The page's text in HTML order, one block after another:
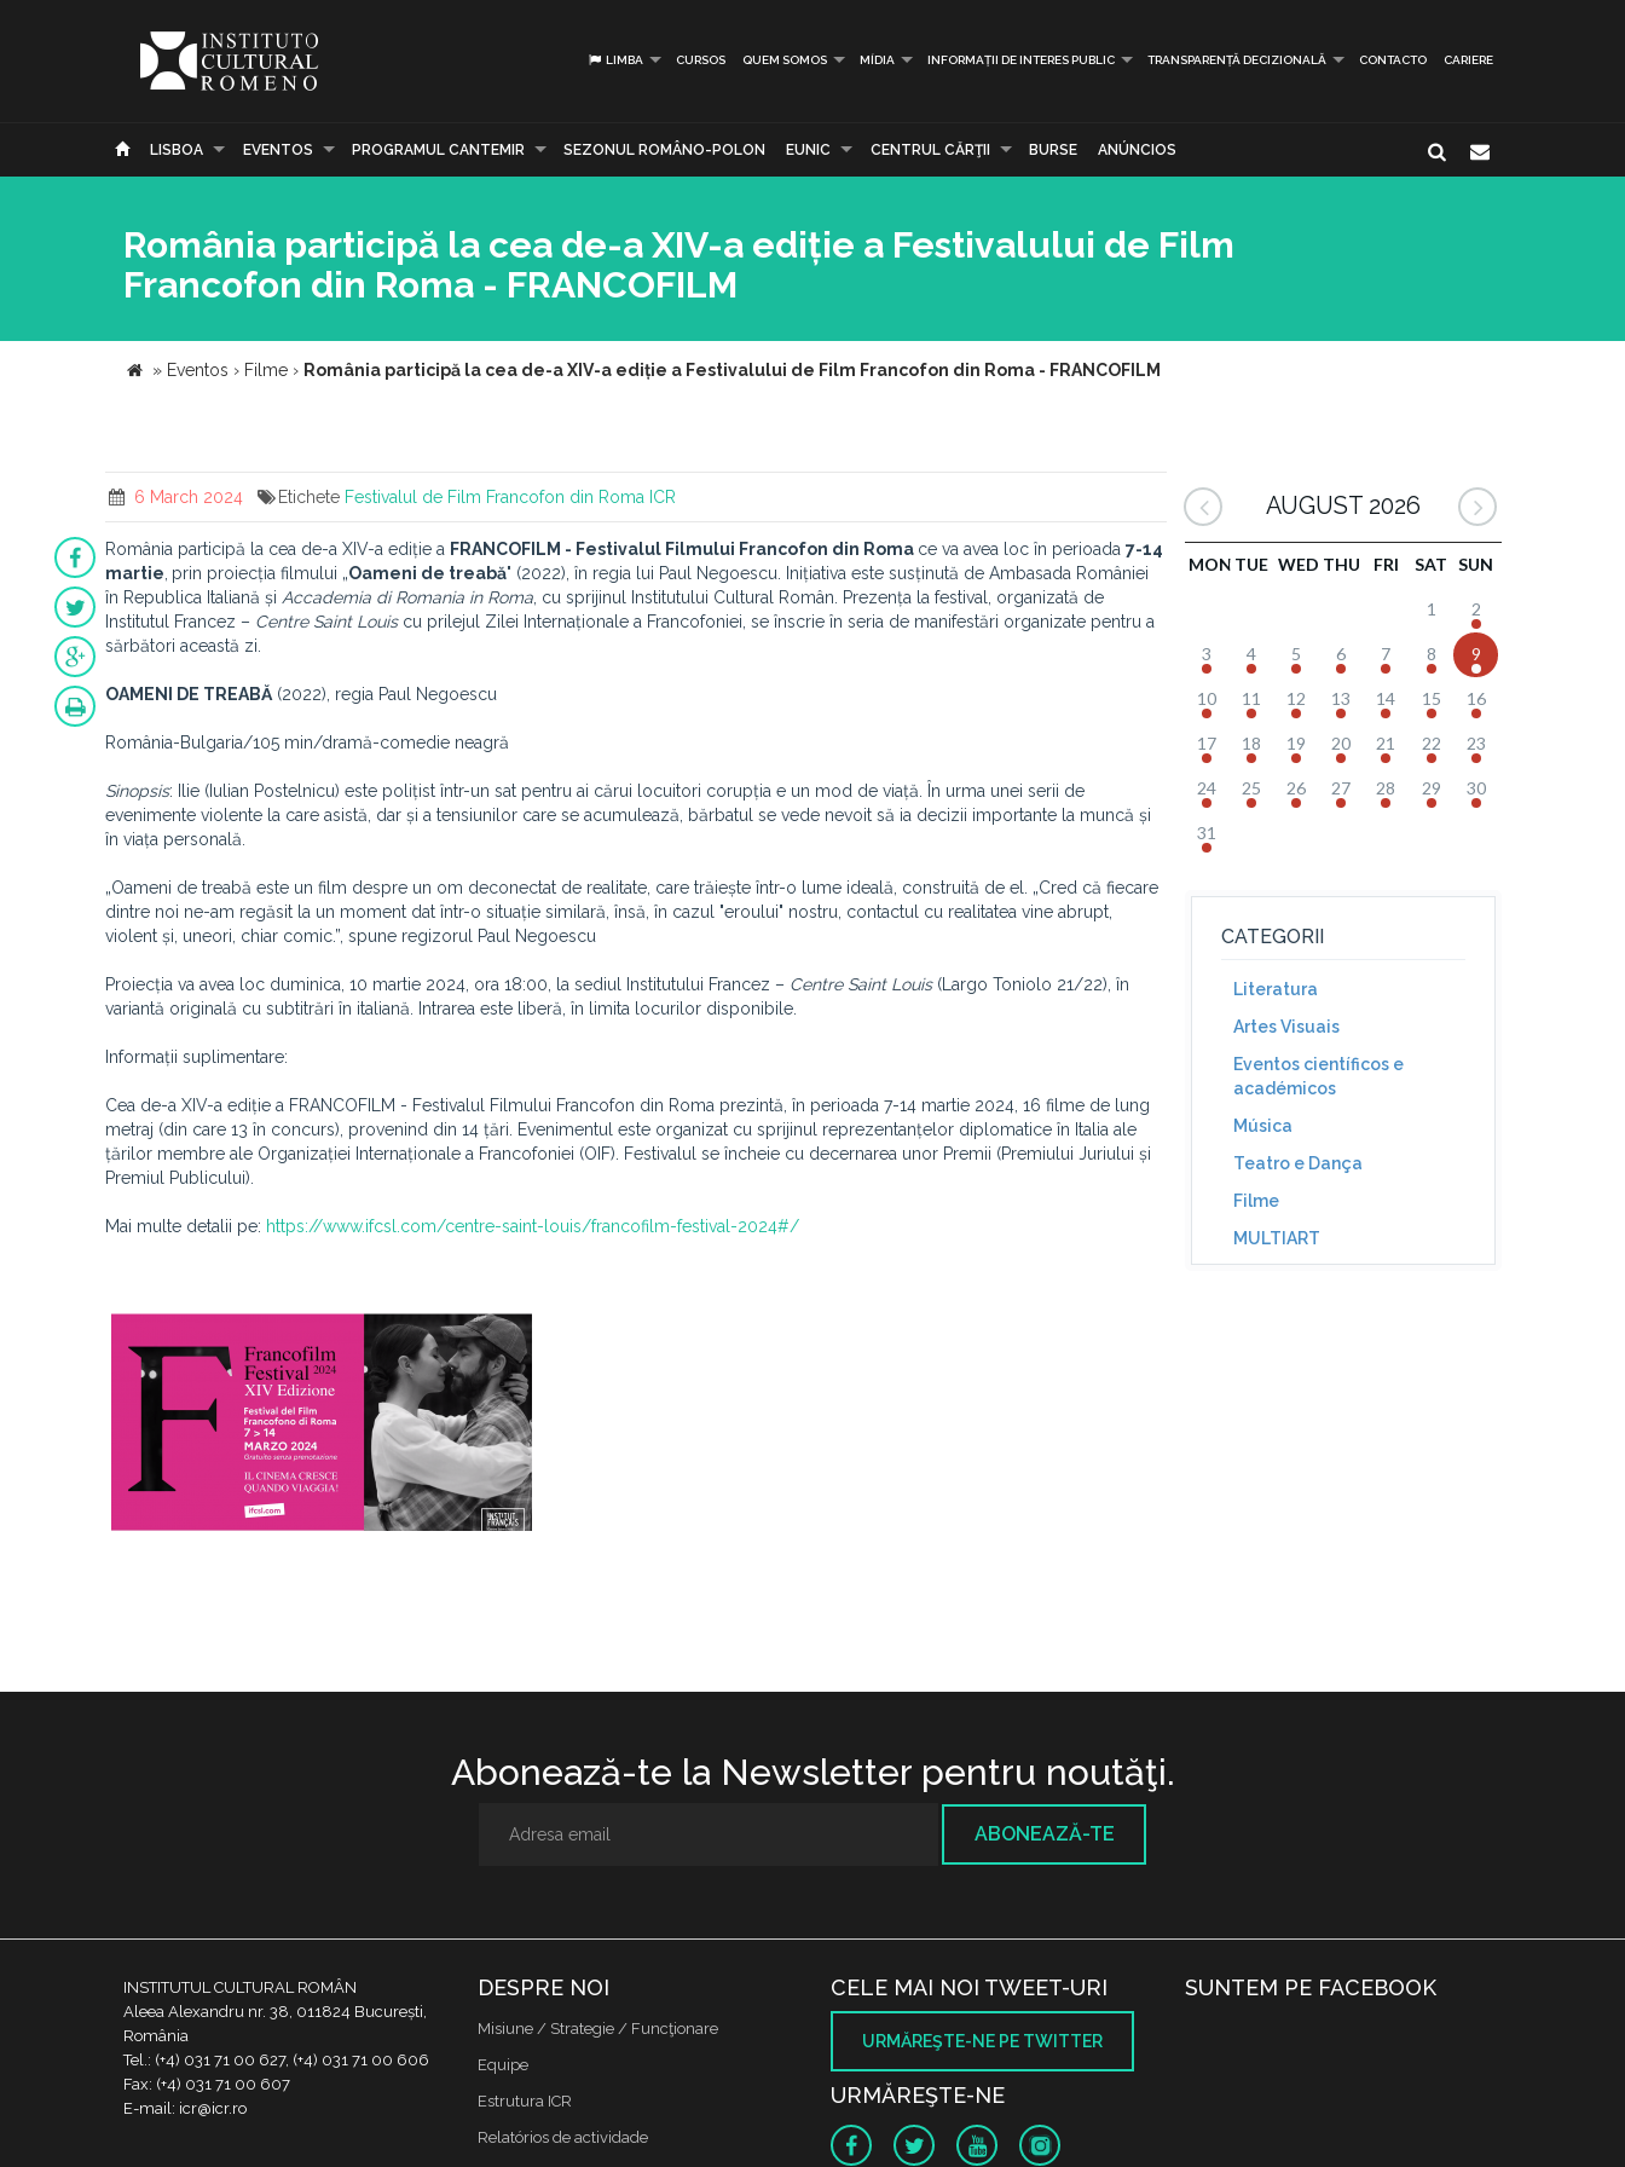
LIMBA CURSOS QUEM SOMOS MÍDIA INFORMAȚII DE INTERES PUBLIC TRANSPARENȚĂ DECIZIONALĂ CONTACTO CARIERE
LISBOA EVENTOS PROGRAMUL CANTEMIR SEZONUL ROMÂNO-POLON EUNIC CENTRUL CĂRŢII BURSE ANÚNCIOS
România participă la cea de-a XIV-a ediție a Festivalului de Film
Francofon din Roma - FRANCOFILM
» Eventos › Filme › România participă la cea de-a XIV-a ediție a Festivalului de Film Francofon din Roma - FRANCOFILM
6 March 2024 Etichete Festivalul de Film Francofon din Roma ICR
România participă la cea de-a XIV-a ediție a FRANCOFILM - Festivalul Filmului Francofon din Roma ce va avea loc în perioada 7-14
martie prin proiecția filmului „Oameni de treabă" (2022), în regia lui Paul Negoescu. Inițiativa este susținută de Ambasada României
în Republica Italiană și Accademia di Romania in Roma , cu sprijinul Institutului Cultural Român. Prezența la festival, organizată de
Institutul Francez – Centre Saint Louiscu prilejul Zilei Internaționale a Francofoniei, se înscrie în seria de manifestări organizate pentru a
sărbători această zi.
OAMENI DE TREABĂ (2022), regia Paul Negoescu
România-Bulgaria/105 min/dramă-comedie neagră
Sinopsis: Ilie (Iulian Postelnicu) este polițist într-un sat pentru ai cărui locuitori corupția e un mod de viață. În urma unei serii de
evenimente violente la care asistă, dar și a tensiunilor care se acumulează, bărbatul se vede nevoit să ia decizii importante la muncă și
în viața personală.
„Oameni de treabă este un film despre un om deconectat de realitate, care trăiește într-o lume ideală, construită de el. „Cred că fiecare
dintre noi ne-am regăsit la un moment dat într-o situație similară, însă, în cazul "eroului" nostru, contactul cu realitatea vine abrupt,
violent și, uneori, chiar comic.”, spune regizorul Paul Negoescu
Proiecția va avea loc duminica, 10 martie 2024, ora 18:00, la sediul Institutului Francez – Centre Saint Louis(Largo Toniolo 21/22), în
variantă originală cu subtitrări în italiană. Intrarea este liberă, în limita locurilor disponibile.
Informații suplimentare:
Cea de-a XIV-a ediție a FRANCOFILM - Festivalul Filmului Francofon din Roma prezintă, în perioada 7-14 martie 2024, 16 filme de lung
metraj (din care 13 în concurs), provenind din 14 țări. Evenimentul este organizat cu sprijinul reprezentanțelor diplomatice în Italia ale
țărilor membre ale Organizației Internaționale a Francofoniei (OIF). Festivalul se încheie cu decernarea unor Premii (Premiului Juriului și
Premiul Publicului).
Mai multe detalii pe: https://www.ifcsl.com/centre-saint-louis/francofilm-festival-2024#/
AUGUST 2026
MON TUE WED THU FRI SAT SUN
1 2
3 4 5 6 7 8 9
10 11 12 13 14 15 16
17 18 19 20 21 22 23
24 25 26 27 28 29 30
31
CATEGORII
Literatura
Artes Visuais
Eventos científicos e
académicos
Música
Teatro e Dança
Filme
MULTIART
Abonează-te la Newsletter pentru noutăţi.
ABONEAZĂ-TE
INSTITUTUL CULTURAL ROMÂN
Aleea Alexandru nr. 38, 011824 București,
România
Tel.: (+4) 031 71 00 627, (+4) 031 71 00 606
Fax: (+4) 031 71 00 607
E-mail: icr@icr.ro
DESPRE NOI
Misiune / Strategie / Funcţionare
Equipe
Estrutura ICR
Relatórios de actividade
CELE MAI NOI TWEET-URI
URMĂREŞTE-NE PE TWITTER
URMĂREŞTE-NE
SUNTEM PE FACEBOOK